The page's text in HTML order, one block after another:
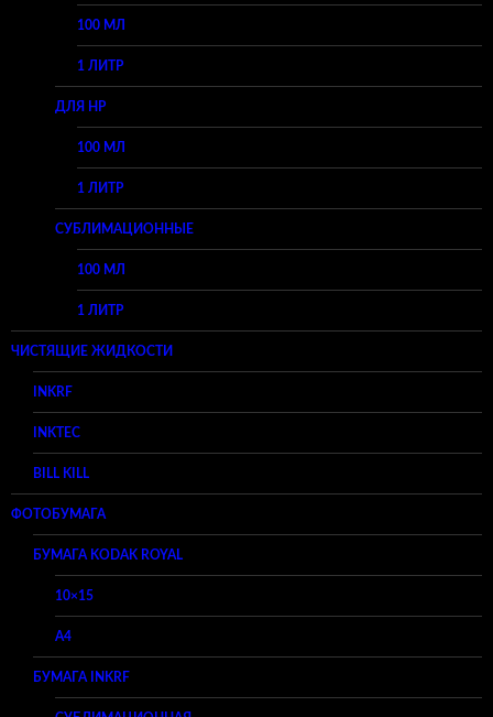
100 МЛ
1 ЛИТР
ДЛЯ HP
100 МЛ
1 ЛИТР
СУБЛИМАЦИОННЫЕ
100 МЛ
1 ЛИТР
ЧИСТЯЩИЕ ЖИДКОСТИ
INKRF
INKTEC
BILL KILL
ФОТОБУМАГА
БУМАГА KODAK ROYAL
10×15
A4
БУМАГА INKRF